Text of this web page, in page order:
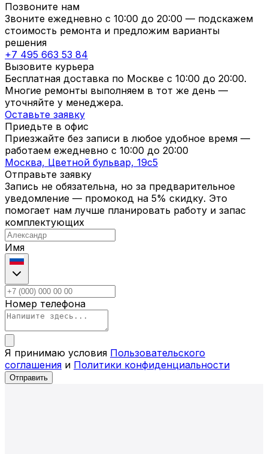
Позвоните нам
Звоните ежедневно с 10:00 до 20:00 — подскажем
стоимость ремонта и предложим варианты
решения
+7 495 663 53 84
Вызовите курьера
Бесплатная доставка по Москве с 10:00 до 20:00.
Многие ремонты выполняем в тот же день —
уточняйте у менеджера.
Оставьте заявку
Приедьте в офис
Приезжайте без записи в любое удобное время —
работаем ежедневно с 10:00 до 20:00
Москва, Цветной бульвар, 19c5
Отправьте заявку
Запись не обязательна, но за предварительное
уведомление — промокод на 5% скидку. Это
помогает нам лучше планировать работу и запас
комплектующих
Имя
Номер телефона
Я принимаю условия Пользовательского
соглашения и Политики конфиденциальности
Отправить